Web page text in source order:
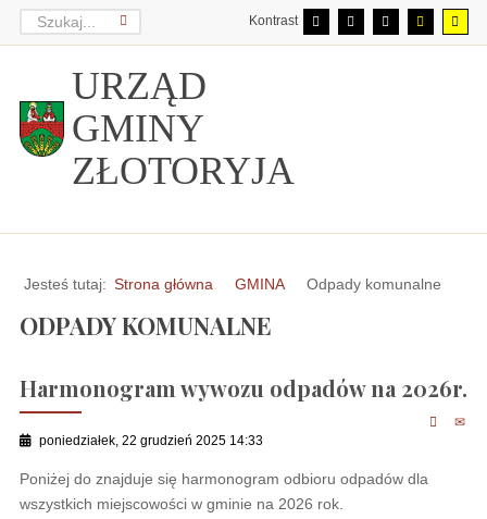
Kontrast
URZĄD
GMINY
ZŁOTORYJA
Jesteś tutaj: Strona główna GMINA Odpady komunalne
ODPADY KOMUNALNE
Harmonogram wywozu odpadów na 2026r.
poniedziałek, 22 grudzień 2025 14:33
Poniżej do znajduje się harmonogram odbioru odpadów dla
wszystkich miejscowości w gminie na 2026 rok.